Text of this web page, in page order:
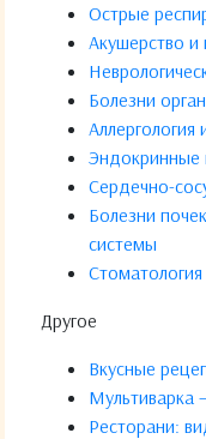
Острые
Акушерство и
Болезни
Аллергология
Эндокринные
Сердечно-
Болезни
системы
Стоматология
Другое
Вкусные
Мультиварка
Ресторани: